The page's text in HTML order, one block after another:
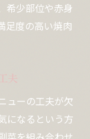
つ理由
的な理由
とは
のアレンジ法
のコツ
希少部位や赤身
足度の高い焼肉
夫
ューの工夫が欠
になるという方